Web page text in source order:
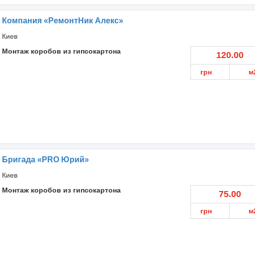
Компания «РемонтНик Алекс»
Киев
Монтаж коробов из гипсокартона
120.00
грн
Бригада «PRO Юрий»
Киев
Монтаж коробов из гипсокартона
75.00
грн